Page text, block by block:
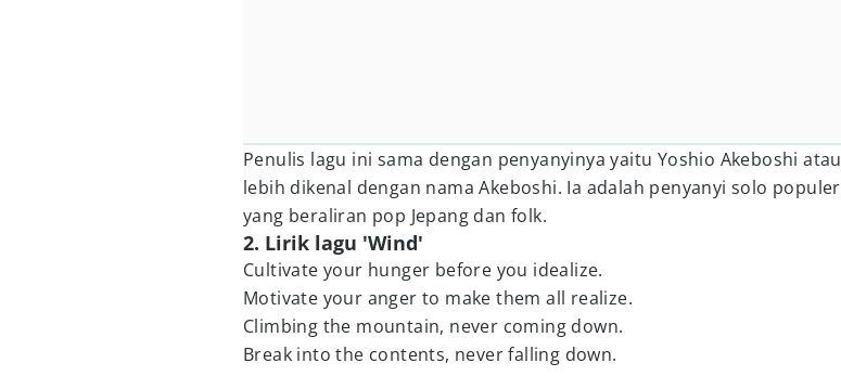
Penulis lagu ini sama dengan penyanyinya yaitu Yoshio Akeboshi atau
lebih dikenal dengan nama Akeboshi. Ia adalah penyanyi solo populer
yang beraliran pop Jepang dan folk.
2. Lirik lagu 'Wind'
Cultivate your hunger before you idealize.
Motivate your anger to make them all realize.
Climbing the mountain, never coming down.
Break into the contents, never falling down.